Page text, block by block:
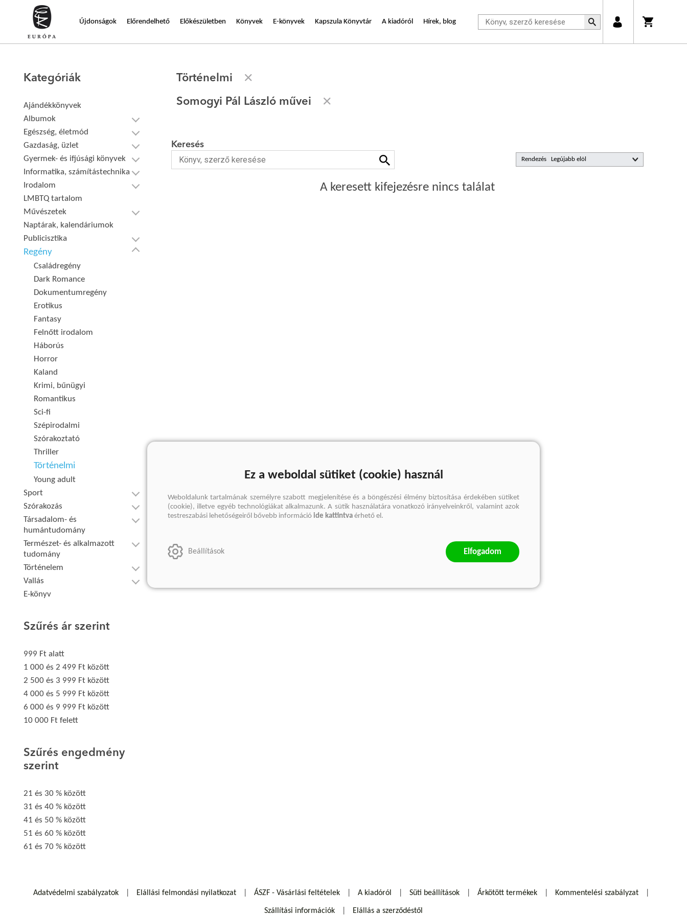
Újdonságok Előrendelhető Előkészületben Könyvek E-könyvek Kapszula Könyvtár A kiadóról Hírek, blog
Kategóriák
Ajándékkönyvek
Albumok
Egészség, életmód
Gazdaság, üzlet
Gyermek- és ifjúsági könyvek
Informatika, számítástechnika
Irodalom
LMBTQ tartalom
Művészetek
Naptárak, kalendáriumok
Publicisztika
Regény
Családregény
Dark Romance
Dokumentumregény
Erotikus
Fantasy
Felnőtt irodalom
Háborús
Horror
Kaland
Krimi, bűnügyi
Romantikus
Sci-fi
Szépirodalmi
Szórakoztató
Thriller
Történelmi
Young adult
Sport
Szórakozás
Társadalom- és
humántudomány
Természet- és alkalmazott
tudomány
Történelem
Vallás
E-könyv
Szűrés ár szerint
999 Ft alatt
1 000 és 2 499 Ft között
2 500 és 3 999 Ft között
4 000 és 5 999 Ft között
6 000 és 9 999 Ft között
10 000 Ft felett
Szűrés engedmény
szerint
21 és 30 % között
31 és 40 % között
41 és 50 % között
51 és 60 % között
61 és 70 % között
Történelmi
Somogyi Pál László művei
Rendezés
Keresés
A keresett kifejezésre nincs találat
Adatvédelmi szabályzatok Elállási felmondási nyilatkozat ÁSZF - Vásárlási feltételek A kiadóról Süti beállítások Árkötött termékek Kommentelési szabályzat
Szállítási információk Elállás a szerződéstől
Ez a weboldal sütiket (cookie) használ
Weboldalunk tartalmának személyre szabott megjelenítése és a böngészési élmény biztosítása érdekében sütiket
(cookie), illetve egyéb technológiákat alkalmazunk. A sütik használatára vonatkozó irányelveinkről, valamint azok
testreszabási lehetőségeiről bővebb információ ide kattintva érhető el.
Beállítások Elfogadom